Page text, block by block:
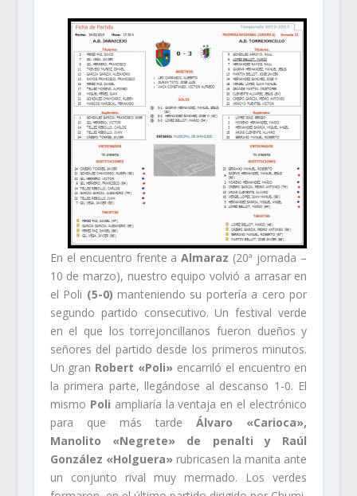
En el encuentro frente aAlmaraz (20ª jornada –
10 de marzo), nuestro equipo volvió a arrasar en
el Poli (5-0) manteniendo su portería a cero por
segundo partido consecutivo. Un festival verde
en el que los torrejoncillanos fueron dueños y
señores del partido desde los primeros minutos.
Un gran Robert «Poli» encarriló el encuentro en
la primera parte, llegándose al descanso 1-0. El
mismo Poli ampliaría la ventaja en el electrónico
para que más tardeÁlvaro «Carioca»,
Manolito «Negrete» de penalti y Raúl
González «Holguera»rubricasen la manita ante
un conjunto rival muy mermado. Los verdes